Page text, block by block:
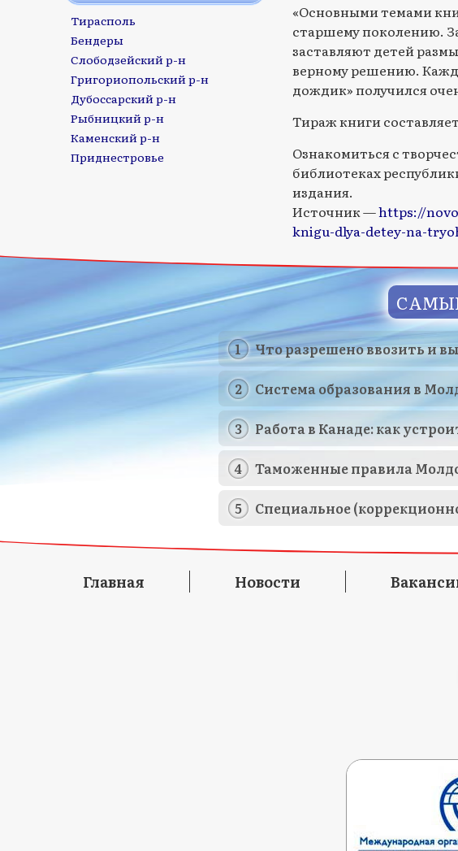
Тирасполь
Бендеры
Слободзейский р-н
Григориопольский р-н
Дубоссарский р-н
Рыбницкий р-н
Каменский р-н
Приднестровье
«Основными темами
старшему поколению.
заставляют детей
верному решению.
дождик» получился
Тираж книги
Ознакомиться с
библиотеках
издания.
Источник —https://
knigu-dlya-detey-na-
Что разрешено ввозить и
Система образования в
Работа в Канаде: как
Таможенные правила
Специальное
Главная Новости